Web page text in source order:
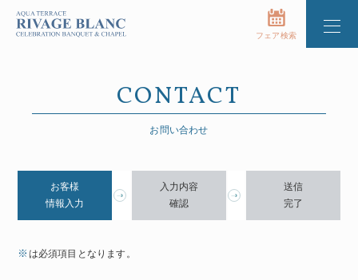
フェア検索
CONTACT
お問い合わせ
お客様
情報入力
入力内容
確認
送信
完了
※ は必須項目となります。